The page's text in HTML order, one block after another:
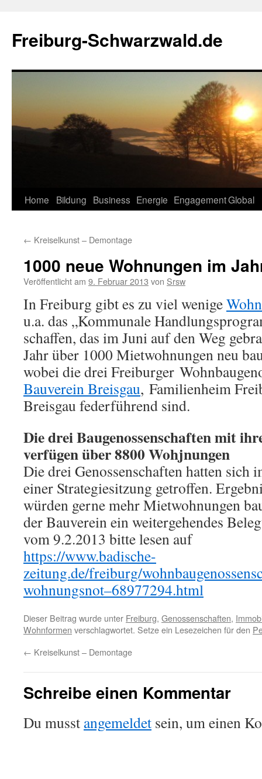
springen
Freiburg-Schwarzwald.de
Home Bildung Business Energie EngagementGlobal
← Kreiselkunst – Demontage
1000 neue Wohnungen im
Veröffentlicht am 9. Februar 2013 von Srsw
In Freiburg gibt es zu viel wenige
u.a. das „Kommunale
schaffen, das im Juni auf den Weg
Jahr über 1000 Mietwohnungen neu
wobei die drei Freiburger
Bauverein Breisgau, Familienheim
Breisgau federführend sind.
Die drei Baugenossenschaften mit
verfügen über 8800 Wohjnungen
Die drei Genossenschaften hatten sich
einer Strategiesitzung getroffen.
würden gerne mehr Mietwohnungen
der Bauverein ein weitergehendes
vom 9.2.2013 bitte lesen auf
https://www.badische-
zeitung.de/freiburg/
wohnungsnot–68977294.html
Dieser Beitrag wurde unter Freiburg, Genossenschaften,
Wohnformen verschlagwortet. Setze ein Lesezeichen für den
← Kreiselkunst – Demontage
Schreibe einen Kommentar
Du musst angemeldet sein, um einen